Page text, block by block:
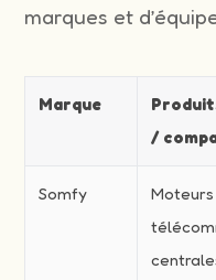
marques et
Marque
/
Somfy
Moteurs